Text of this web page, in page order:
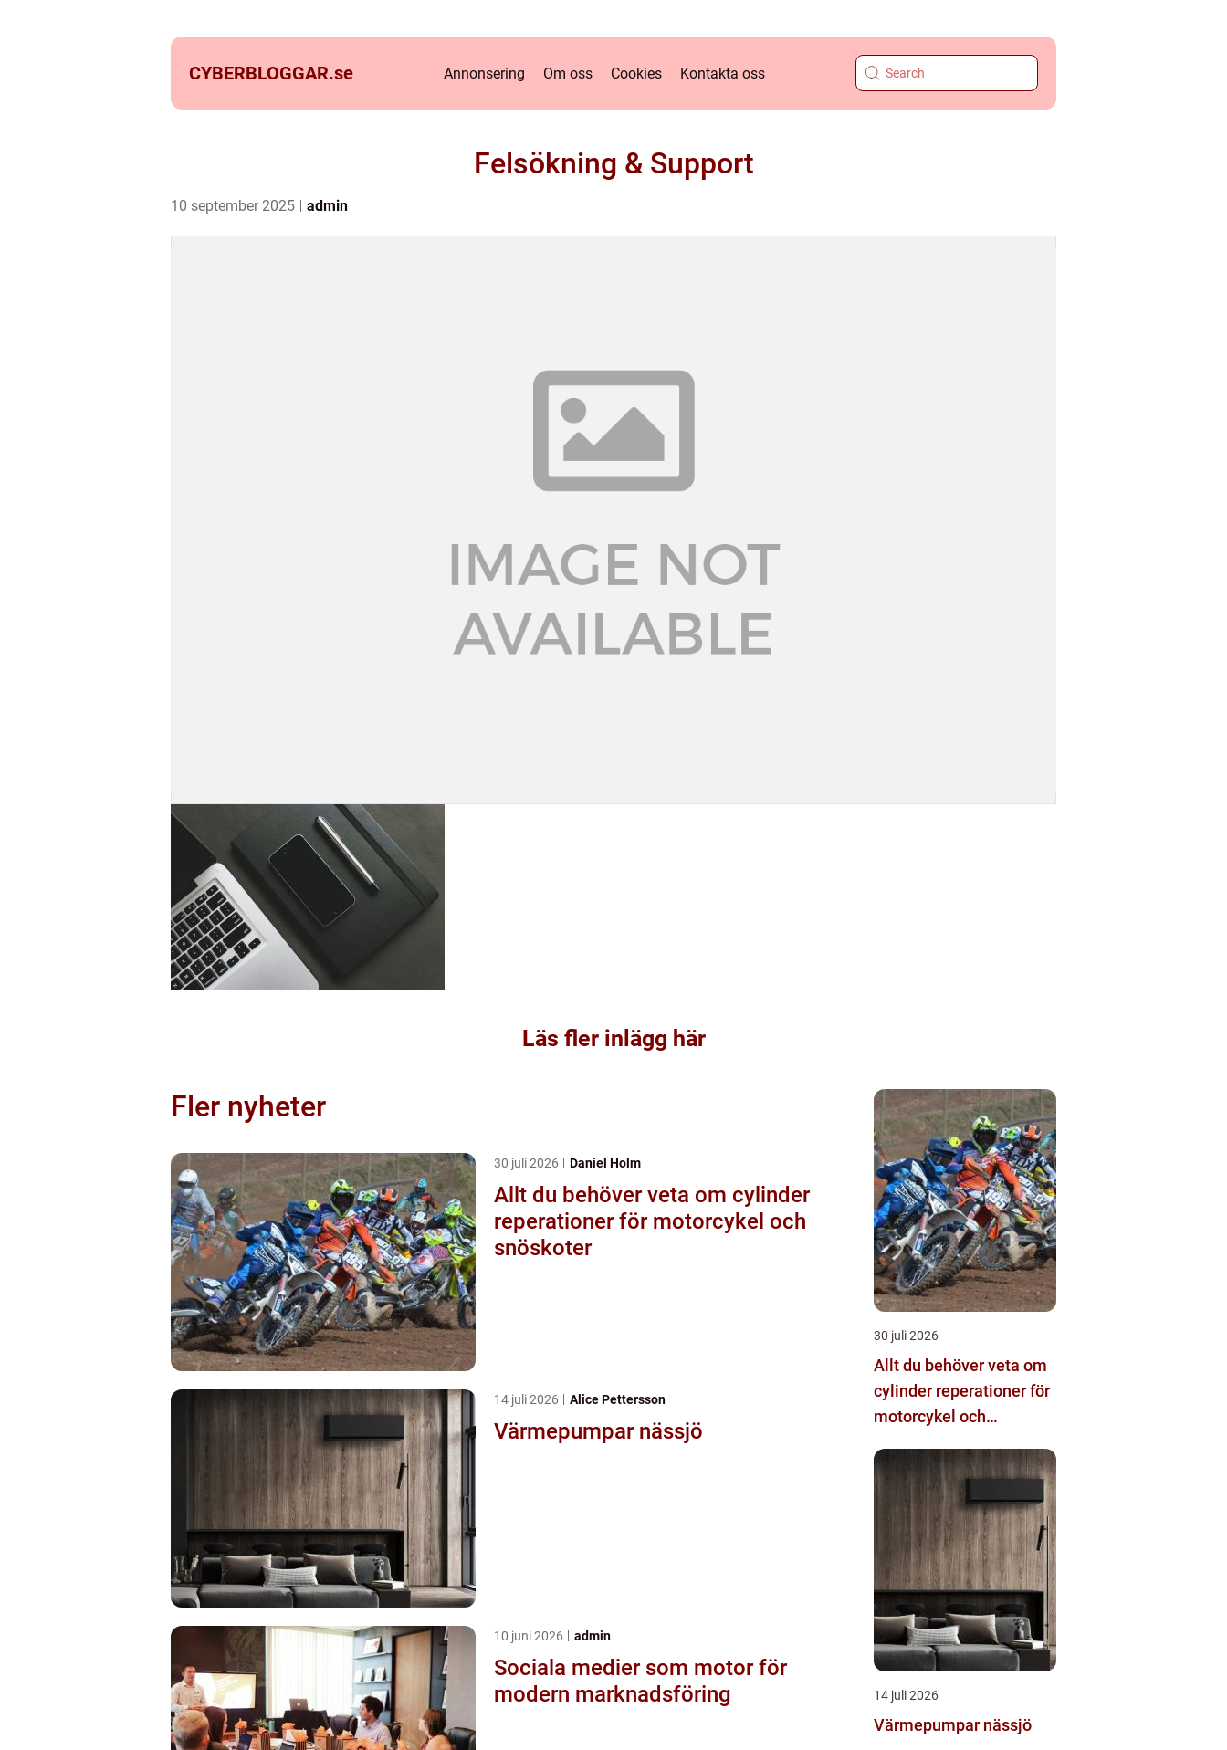
CYBERBLOGGAR.se Annonsering Om oss Cookies Kontakta oss
Felsökning & Support
10 september 2025 admin
Läs fler inlägg här
Fler nyheter
30 juli 2026 Daniel Holm
Allt du behöver veta om cylinder
reperationer för motorcykel och
snöskoter
14 juli 2026 Alice Pettersson
Värmepumpar nässjö
10 juni 2026 admin
Sociala medier som motor för
modern marknadsföring
30 juli 2026
Allt du behöver veta om
cylinder reperationer för
motorcykel och
14 juli 2026
Värmepumpar nässjö